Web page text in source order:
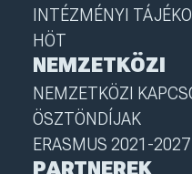
INTÉZMÉNYI
HÖT
NEMZETKÖZI
NEMZETKÖZI
ÖSZTÖNDÍJAK
ERASMUS 2021-2027
PARTNEREK